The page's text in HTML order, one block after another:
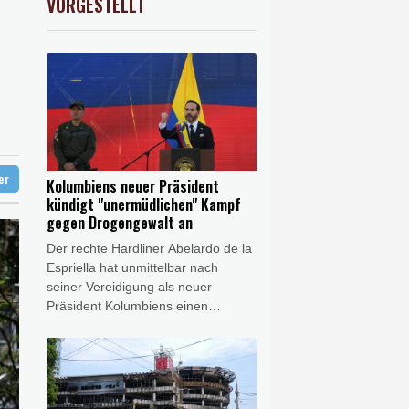
Region Kiew
-0.07%
Kolumbiens neuer Präsident
kündigt "unermüdlichen" Kampf
gegen Drogengewalt an
Der rechte Hardliner Abelardo de la
Espriella hat unmittelbar nach
seiner Vereidigung als neuer
Präsident Kolumbiens einen
Drogengewalt angekündigt. Der
Verbündete von US-Präsident
Donald Trump sagte am Freitag in
Cali, er werde wieder "Ordnung" in